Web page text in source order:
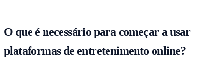
O que é necessário para começar a usar
plataformas de entretenimento online?